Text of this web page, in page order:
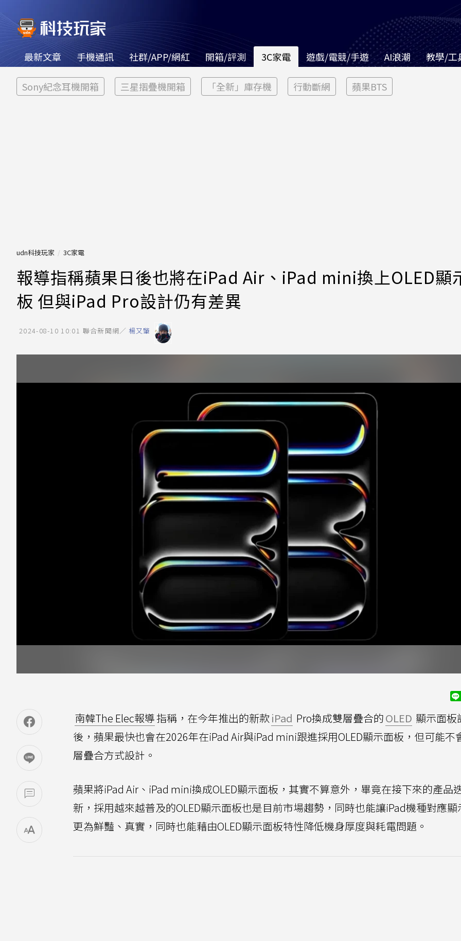
最新文章 手機通訊 社群/APP/網紅 開箱/評測 3C家電 遊戲/電競/手遊 AI浪潮 教學/工
Sony紀念耳機開箱 三星摺疊機開箱 「全新」庫存機 行動斷網 蘋果BTS
udn科技玩家 3C家電
報導指稱蘋果日後也將在iPad Air、iPad mini換上OLED顯
板 但與iPad Pro設計仍有差異
2024-08-10 10:01 聯合新聞網／ 楊又肇
南韓The Elec報導指稱，在今年推出的新款iPad Pro換成雙層疊合的OLED 顯示面板
後，蘋果最快也會在2026年在iPad Air與iPad mini跟進採用OLED顯示面板，但可能不
層疊合方式設計。
蘋果將iPad Air、iPad mini換成OLED顯示面板，其實不算意外，畢竟在接下來的產品
新，採用越來越普及的OLED顯示面板也是目前市場趨勢，同時也能讓iPad機種對應顯
更為鮮豔、真實，同時也能藉由OLED顯示面板特性降低機身厚度與耗電問題。